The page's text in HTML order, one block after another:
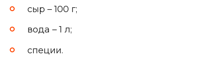
сыр – 100 г;
вода – 1 л;
специи.